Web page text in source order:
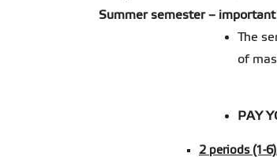
Summer semester – important
The
of
PAY
2 periods (1-